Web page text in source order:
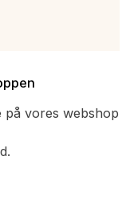
på vores webshop